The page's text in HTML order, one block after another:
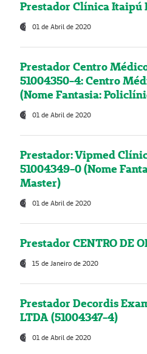
Prestador Clínica Itaipú
01 de Abril de 2020
Prestador Centro
51004350-4: Centro
(Nome Fantasia:
01 de Abril de 2020
Prestador: Vipmed
51004349-0 (Nome
Master)
01 de Abril de 2020
Prestador CENTRO DE
15 de Janeiro de 2020
Prestador Decordis
LTDA (51004347-4)
01 de Abril de 2020